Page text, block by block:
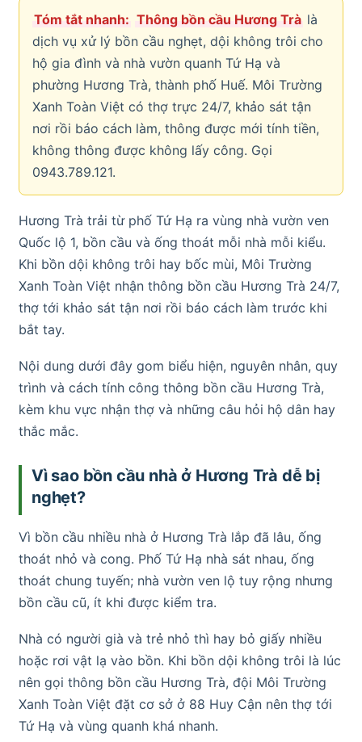
Tóm tắt nhanh: Thông bồn cầu Hương Trà là
dịch vụ xử lý bồn cầu nghẹt, dội không trôi cho
hộ gia đình và nhà vườn quanh Tứ Hạ và
phường Hương Trà, thành phố Huế. Môi Trường
Xanh Toàn Việt có thợ trực 24/7, khảo sát tận
nơi rồi báo cách làm, thông được mới tính tiền,
không thông được không lấy công. Gọi
0943.789.121.
Hương Trà trải từ phố Tứ Hạ ra vùng nhà vườn ven
Quốc lộ 1, bồn cầu và ống thoát mỗi nhà mỗi kiểu.
Khi bồn dội không trôi hay bốc mùi, Môi Trường
Xanh Toàn Việt nhận thông bồn cầu Hương Trà 24/7,
thợ tới khảo sát tận nơi rồi báo cách làm trước khi
bắt tay.
Nội dung dưới đây gom biểu hiện, nguyên nhân, quy
trình và cách tính công thông bồn cầu Hương Trà,
kèm khu vực nhận thợ và những câu hỏi hộ dân hay
thắc mắc.
Vì sao bồn cầu nhà ở Hương Trà dễ bị
nghẹt?
Vì bồn cầu nhiều nhà ở Hương Trà lắp đã lâu, ống
thoát nhỏ và cong. Phố Tứ Hạ nhà sát nhau, ống
thoát chung tuyến; nhà vườn ven lộ tuy rộng nhưng
bồn cầu cũ, ít khi được kiểm tra.
Nhà có người già và trẻ nhỏ thì hay bỏ giấy nhiều
hoặc rơi vật lạ vào bồn. Khi bồn dội không trôi là lúc
nên gọi thông bồn cầu Hương Trà, đội Môi Trường
Xanh Toàn Việt đặt cơ sở ở 88 Huy Cận nên thợ tới
Tứ Hạ và vùng quanh khá nhanh.